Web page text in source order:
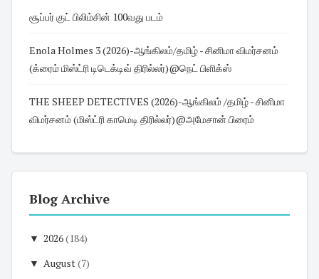
சூப்பர் குட் பிலிம்சின் 100வது படம்
Enola Holmes 3 (2026)-ஆங்கிலம்/தமிழ் - சினிமா விமர்சனம்
(க்ரைம் மிஸ்ட்ரி டிடெக்டிவ் திரில்லர்)@நெட் பிளிக்ஸ்
THE SHEEP DETECTIVES (2026)-ஆங்கிலம் /தமிழ் - சினிமா
விமர்சனம் (மிஸ்ட்ரி காமெடி திரில்லர்)@அமேசான் பிரைம்
Blog Archive
▼ 2026(184)
▼ August(7)